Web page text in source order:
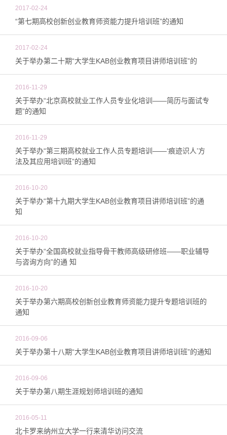
2017-02-24
“第七期高校创新创业教育师资能力提升培训班”的通知
2017-02-24
关于举办第二十期“大学生KAB创业教育项目讲师培训班”的
2016-11-29
关于举办“北京高校就业工作人员专业化培训——简历与面试专
题”的通知
2016-11-29
关于举办“第三期高校就业工作人员专题培训——‘痕迹识人’方
法及其应用培训班”的通知
2016-10-20
关于举办“第十九期大学生KAB创业教育项目讲师培训班”的通
知
2016-10-20
关于举办“全国高校就业指导骨干教师高级研修班——职业辅导
与咨询方向”的通 知
2016-10-20
关于举办第六期高校创新创业教育师资能力提升专题培训班的
通知
2016-09-06
关于举办第十八期“大学生KAB创业教育项目讲师培训班”的通知
2016-09-06
关于举办第八期生涯规划师培训班的通知
2016-05-11
北卡罗来纳州立大学一行来清华访问交流